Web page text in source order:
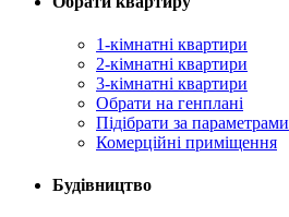
1-кімнатні квартири
2-кімнатні квартири
3-кімнатні квартири
Обрати на генплані
Підібрати за параметрами
Комерційні приміщення
Будівництво